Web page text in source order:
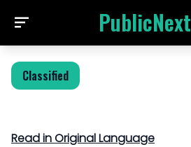
PublicNext
Classified
Read in Original Language